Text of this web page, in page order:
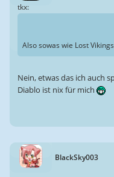
tkx:
Also sowas wie Lost
Nein, etwas das ich auch
Diablo ist nix für mich
BlackSky003